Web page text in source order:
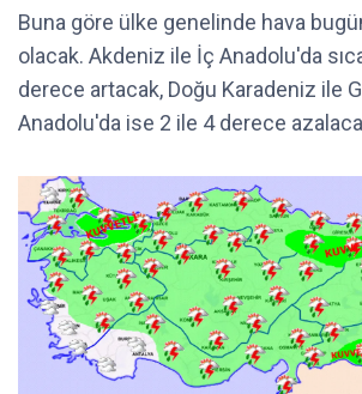
Buna göre ülke genelinde hava
olacak. Akdeniz ile İç Anadolu'da
derece artacak, Doğu Karadeniz ile
Anadolu'da ise 2 ile 4 derece